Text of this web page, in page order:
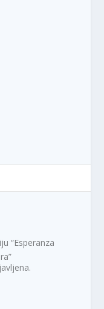
“Esperanza